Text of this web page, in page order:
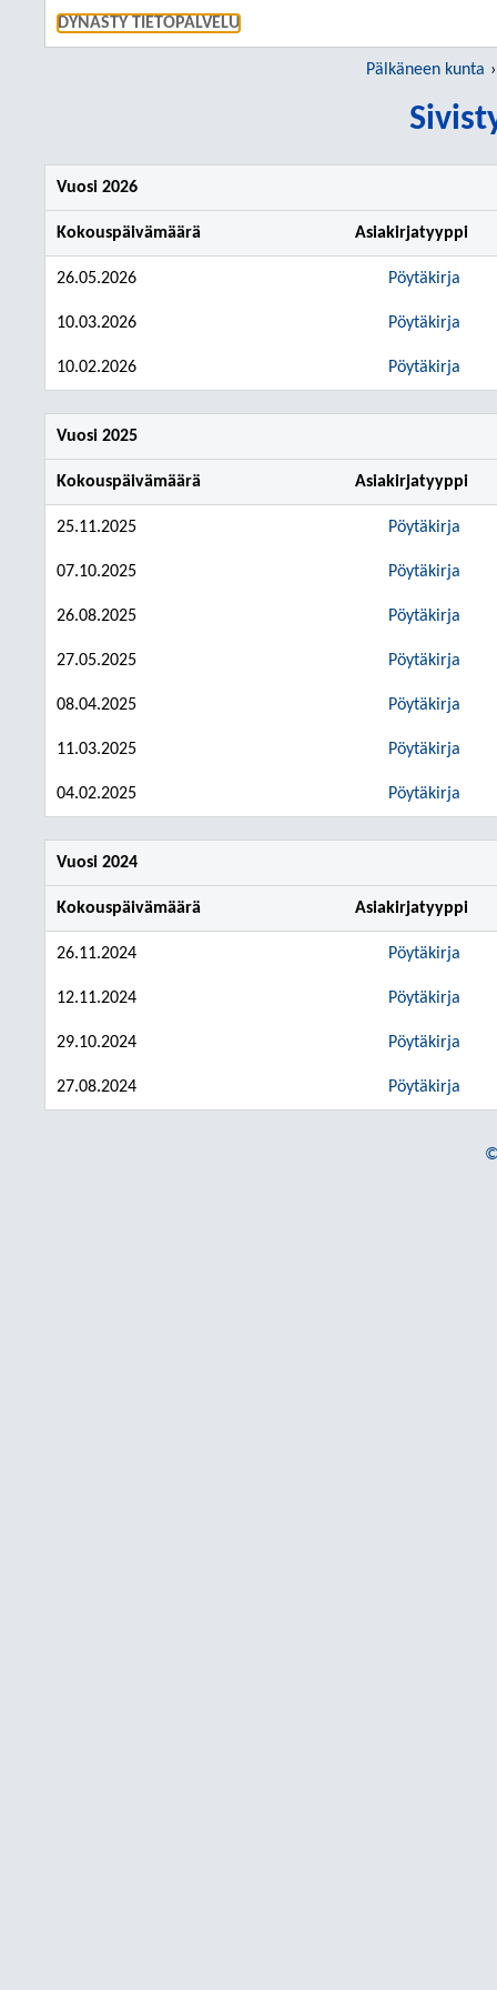
DYNASTY TIETOPALVELU
Pälkäneen kunta
Vuosi 2026
Kokouspäivämäärä Asiakirjatyyppi
26.05.2026 Pöytäkirja
10.03.2026 Pöytäkirja
10.02.2026 Pöytäkirja
Vuosi 2025
Kokouspäivämäärä Asiakirjatyyppi
25.11.2025 Pöytäkirja
07.10.2025 Pöytäkirja
26.08.2025 Pöytäkirja
27.05.2025 Pöytäkirja
08.04.2025 Pöytäkirja
11.03.2025 Pöytäkirja
04.02.2025 Pöytäkirja
Vuosi 2024
Kokouspäivämäärä Asiakirjatyyppi
26.11.2024 Pöytäkirja
12.11.2024 Pöytäkirja
29.10.2024 Pöytäkirja
27.08.2024 Pöytäkirja